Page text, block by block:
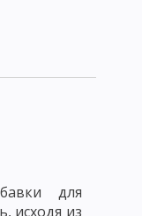
для
исходя из